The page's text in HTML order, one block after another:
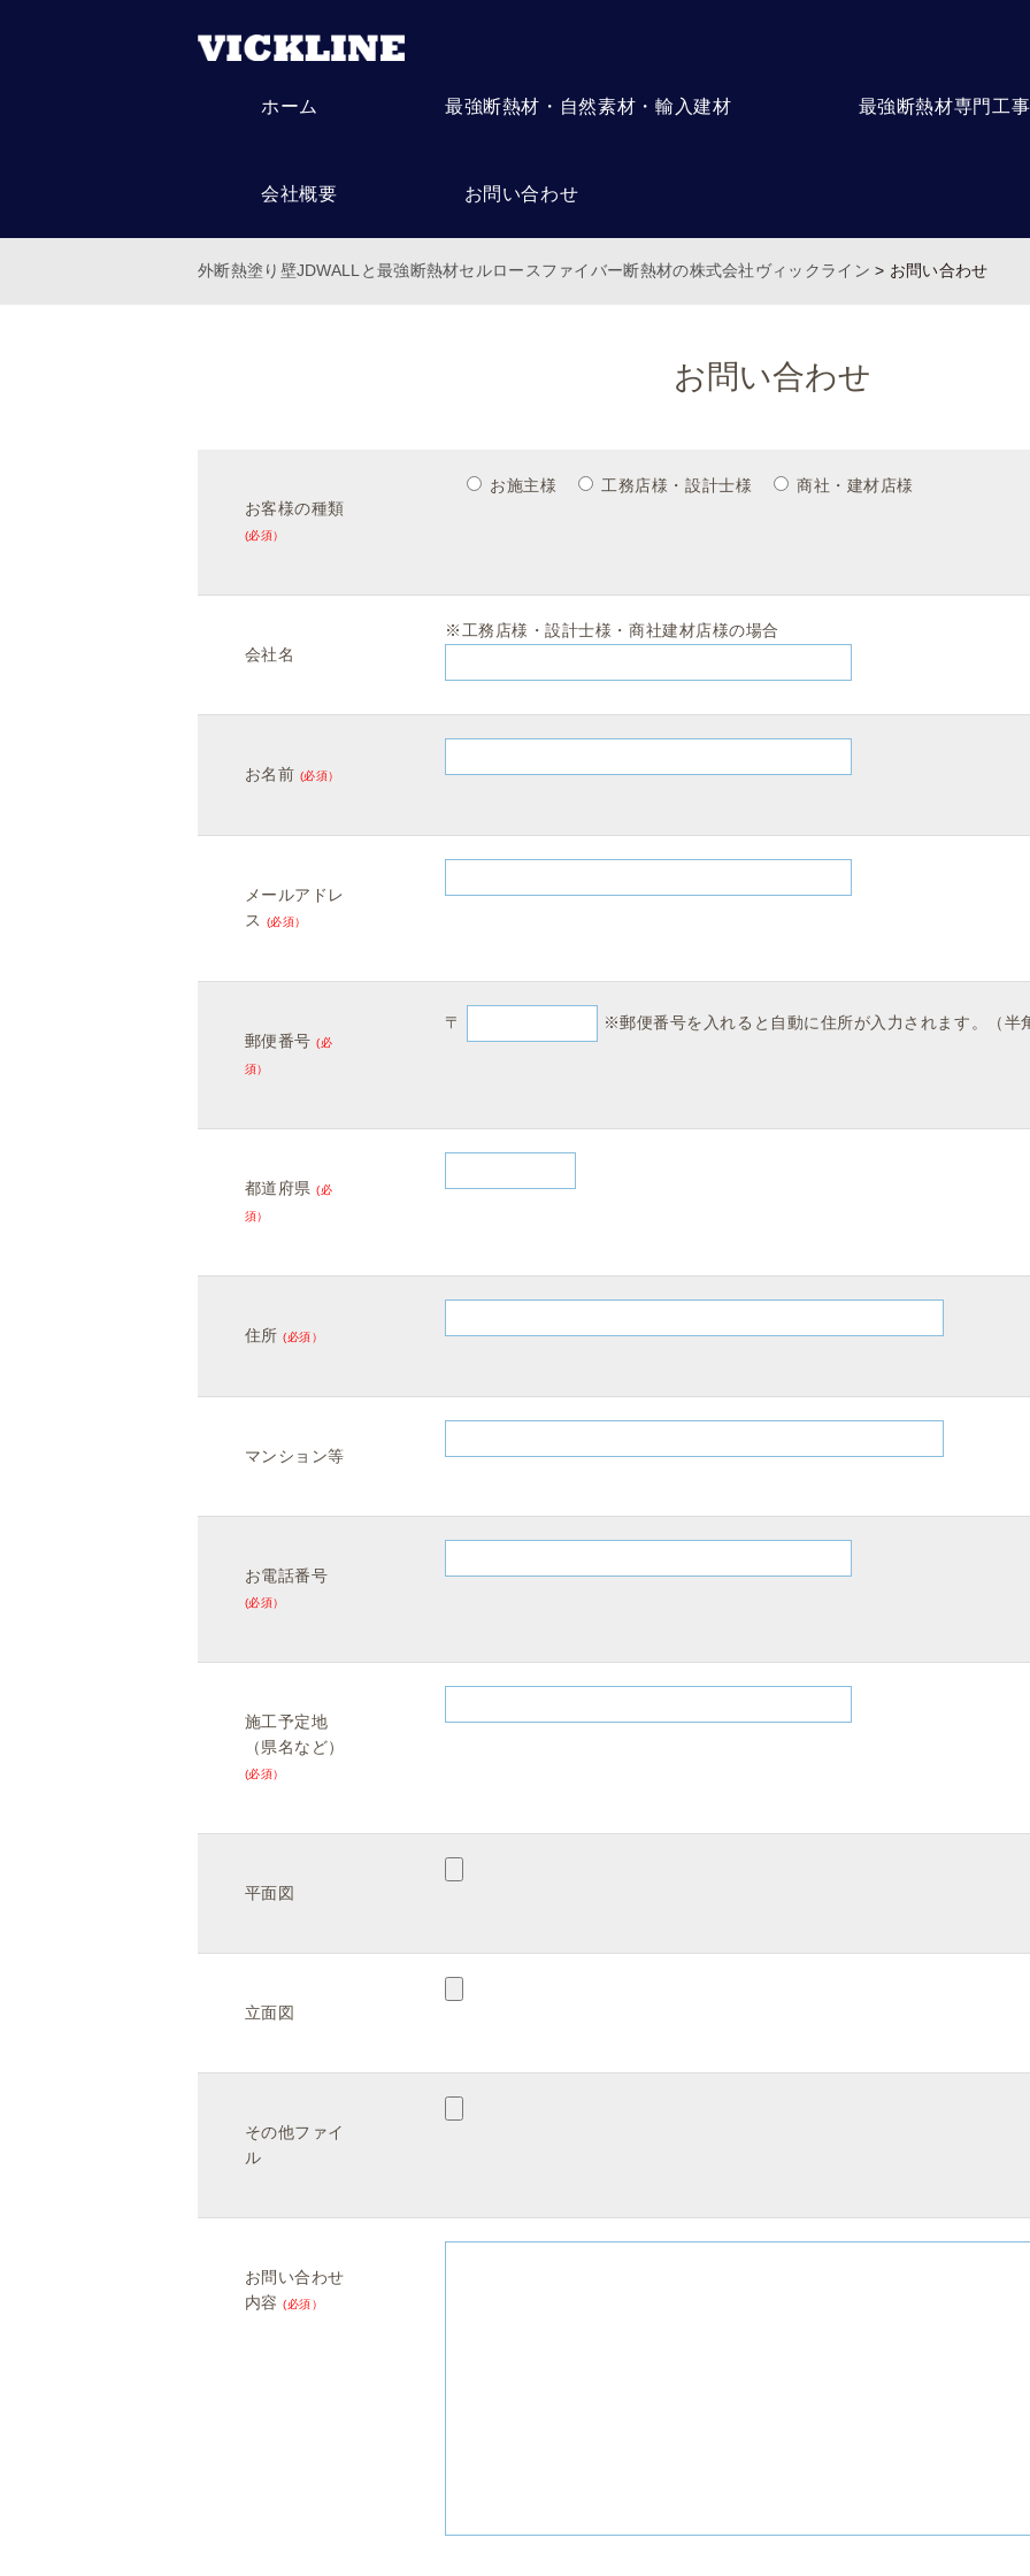
ホーム 最強断熱材・自然素材・輸入建材 最強断熱材専門工
会社概要 お問い合わせ
外断熱塗り壁JDWALLと最強断熱材セルロースファイバー断熱材の株式会社ヴィックライン > お問い合わせ
お問い合わせ
お客様の種類
(必須）
お施主様 工務店様・設計士様 商社・建材店様
会社名
※工務店様・設計士様・商社建材店様の場合
お名前 (必須）
メールアドレ
ス
(必須）
郵便番号(必
須）
〒 ※郵便番号を入れると自動に住所が入力されます。（半
都道府県(必
須）
住所(必須）
マンション等
お電話番号
(必須）
施工予定地
（県名など）
(必須）
平面図
立面図
その他ファイ
ル
お問い合わせ
内容(必須）